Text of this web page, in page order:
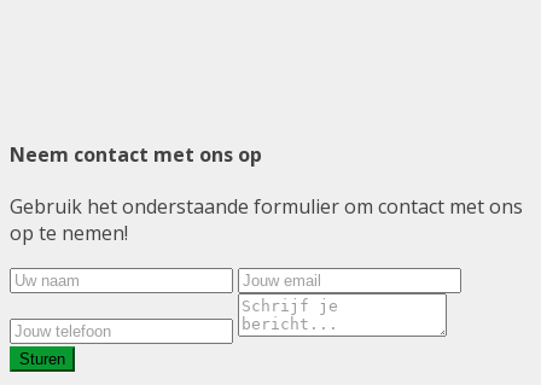
Neem contact met ons op
Gebruik het onderstaande formulier om contact met ons
op te nemen!
Sturen